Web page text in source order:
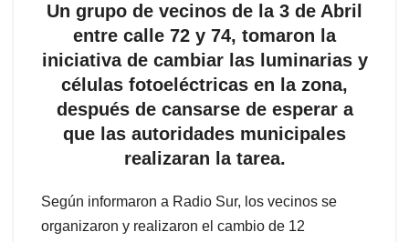
Un grupo de vecinos de la 3 de Abril
entre calle 72 y 74, tomaron la
iniciativa de cambiar las luminarias y
células fotoeléctricas en la zona,
después de cansarse de esperar a
que las autoridades municipales
realizaran la tarea.
Según informaron a Radio Sur, los vecinos se
organizaron y realizaron el cambio de 12